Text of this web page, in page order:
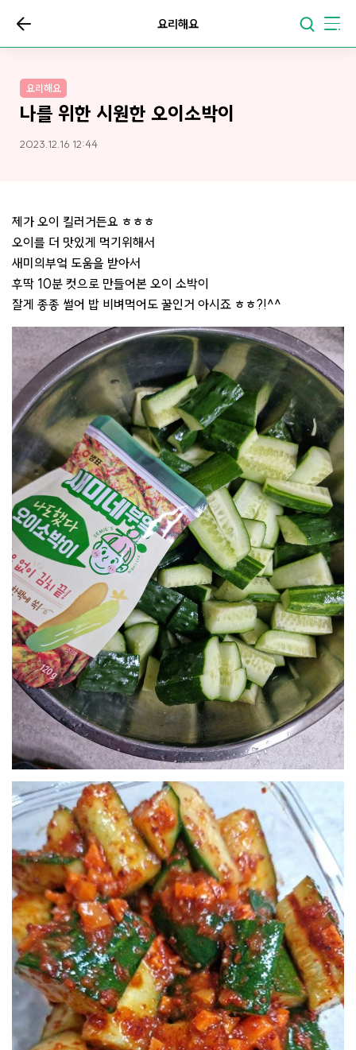
요리해요
요리해요
나를 위한 시원한 오이소박이
2023.12.16 12:44
제가 오이 킬러거든요 ㅎㅎㅎ
오이를 더 맛있게 먹기위해서
새미의부엌 도움을 받아서
후딱 10분 컷으로 만들어본 오이 소박이
잘게 종종 썰어 밥 비벼먹어도 꿀인거 아시죠 ㅎㅎ?!^^